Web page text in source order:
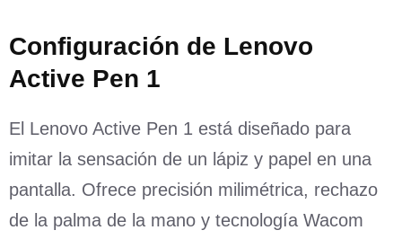
Configuración de Lenovo
Active Pen 1
El Lenovo Active Pen 1 está diseñado para
imitar la sensación de un lápiz y papel en una
pantalla. Ofrece precisión milimétrica, rechazo
de la palma de la mano y tecnología Wacom